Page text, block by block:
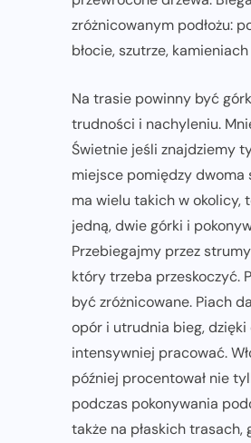
zróżnicowanym podłożu:
błocie, szutrze,
Na trasie powinny być
trudności i nachyleniu.
Świetnie jeśli znajdziemy
miejsce pomiędzy dwoma
ma wielu takich w okolicy,
jedną, dwie górki i
Przebiegajmy przez
który trzeba przeskoczyć.
być zróżnicowane. Piach
opór i utrudnia bieg, dzięki
intensywniej pracować.
później procentował nie
podczas pokonywania
także na płaskich